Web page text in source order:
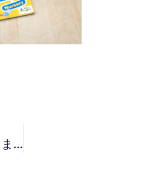
Ellie’sEnglishさまsq003